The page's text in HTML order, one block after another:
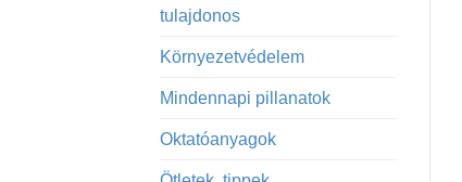
tulajdonos
Környezetvédelem
Mindennapi pillanatok
Oktatóanyagok